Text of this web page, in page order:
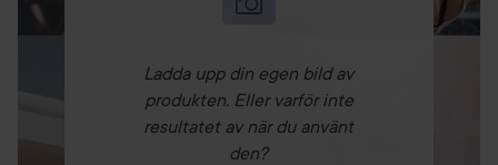
Ladda upp din egen bild av
produkten. Eller varför inte
resultatet av när du använt
den?